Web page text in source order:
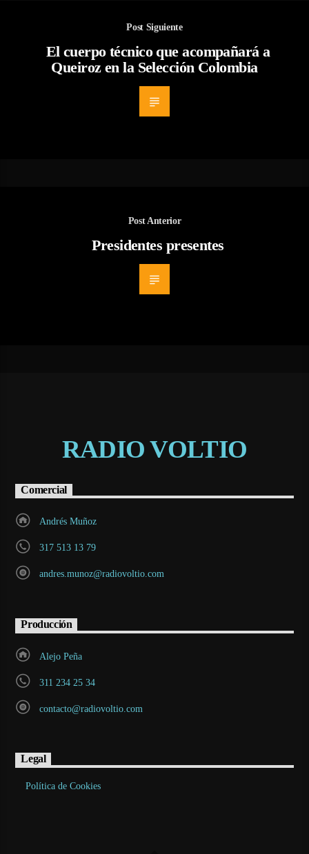
Post Siguiente
El cuerpo técnico que acompañará a
Queiroz en la Selección Colombia
Post Anterior
Presidentes presentes
RADIO VOLTIO
Comercial
Andrés Muñoz
317 513 13 79
andres.munoz@radiovoltio.com
Producción
Alejo Peña
311 234 25 34
contacto@radiovoltio.com
Legal
Política de Cookies